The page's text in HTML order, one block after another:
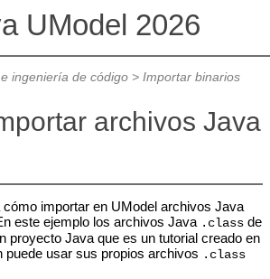
UModel 2026
ingeniería de código> Importar binarios
archivos Java
importar en UModel archivos Java
este ejemplo los archivos Java .classde
proyecto Java que es un tutorial creado en
puede usar sus propios archivos .class